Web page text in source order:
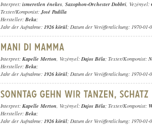
Interpret: ismeretlen énekes, Saxophon-Orchester Dobbri, Vezényel:
Texter/Komponist:José Padilla
Hersteller: Beka;
Jahr der Aufnahme: 1926 körül; Datum der Veröffentlichung: 1970-01-
Interpret: Kapelle Merton, Vezényel:Dajos Béla; Texter/Komponist:
Hersteller: Beka;
Jahr der Aufnahme: 1926 körül; Datum der Veröffentlichung: 1970-01-
Interpret: Kapelle Merton, Vezényel:Dajos Béla; Texter/Komponist:
Hersteller: Beka;
Jahr der Aufnahme: 1926 körül; Datum der Veröffentlichung: 1970-01-